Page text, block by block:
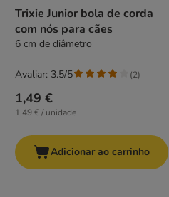
Trixie Junior bola de corda
com nós para cães
6 cm de diâmetro
1,49 €
1,49 € / unidade
Avaliar: 3.5/5 (2)
Adicionar ao carrinho